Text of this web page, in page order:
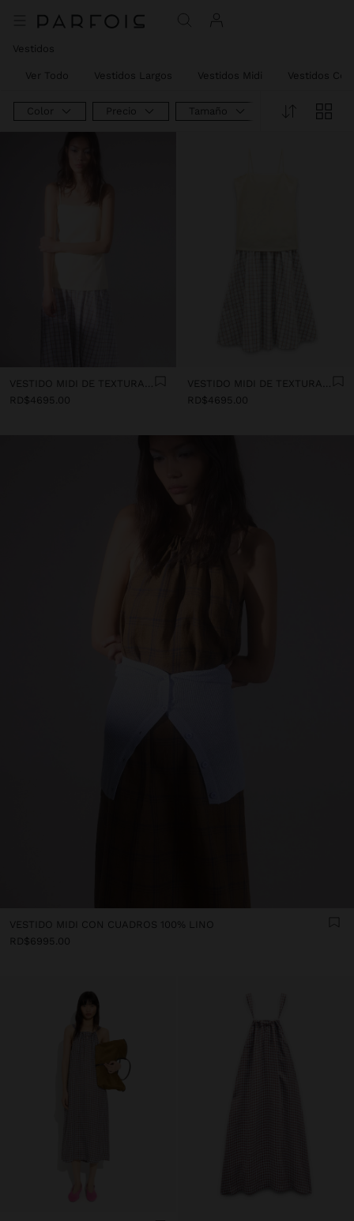
Vestidos
Ver Todo Vestidos Largos Vestidos Midi Vestidos
Color Precio Tamaño Product Type
VESTIDO MIDI DE TEXTURAS COMBINADAS
RD$4695.00
VESTIDO MIDI DE TEXTURAS COMBINADAS
RD$4695.00
VESTIDO MIDI CON CUADROS 100% LINO
RD$6995.00